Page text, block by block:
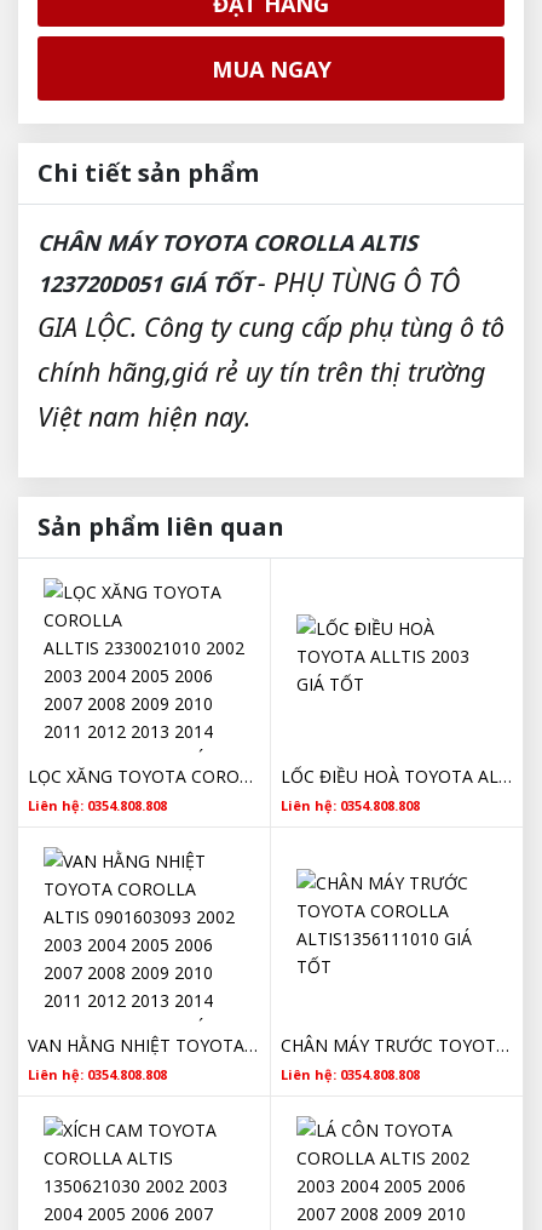
MUA NGAY
Chi tiết sản phẩm
CHÂN MÁY TOYOTA COROLLA ALTIS
123720D051 GIÁ TỐT- PHỤ TÙNG Ô TÔ
GIA LỘC. Công ty cung cấp phụ tùng ô tô
chính hãng,giá rẻ uy tín trên thị trường
Việt nam hiện nay.
Sản phẩm liên quan
LỌC XĂNG TOYOTA COROLLA ALLTIS 2330021010 2002 2003 2004 2005 2006 2007 2008 2009 2010 2011 2012 2013 2014 2015 2016 2017 CHÍNH HÃNG
Liên hệ: 0354.808.808
LỐC ĐIỀU HOÀ TOYOTA ALLTIS 2003 GIÁ TỐT
Liên hệ: 0354.808.808
VAN HẰNG NHIỆT TOYOTA COROLLA ALTIS 0901603093 2002 2003 2004 2005 2006 2007 2008 2009 2010 2011 2012 2013 2014 2015 2016 2017 CHÍNH HÃNG
Liên hệ: 0354.808.808
CHÂN MÁY TRƯỚC TOYOTA COROLLA ALTIS1356111010 GIÁ TỐT
Liên hệ: 0354.808.808